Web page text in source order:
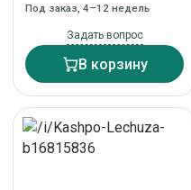
Под заказ, 4–12 недель
Задать вопрос
В корзину